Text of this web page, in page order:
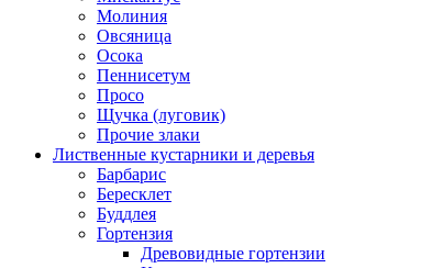
Молиния
Овсяница
Осока
Пеннисетум
Просо
Щучка (луговик)
Прочие злаки
Лиственные кустарники и деревья
Барбарис
Бересклет
Буддлея
Гортензия
Древовидные гортензии